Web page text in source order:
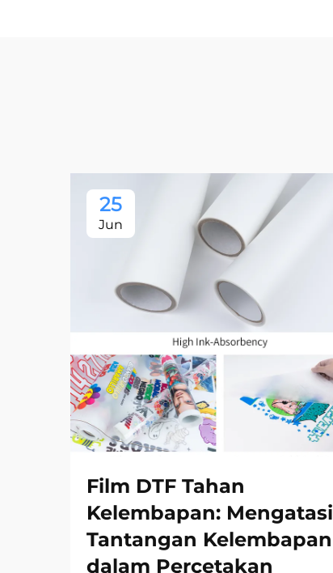
25
Jun
Film DTF Tahan
Kelembapan: Mengatasi
Tantangan Kelembapan
dalam Percetakan